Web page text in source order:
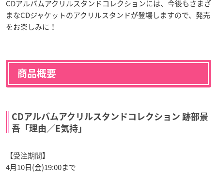
CDアルバムアクリルスタンドコレクションには、今後もさまざ
まなCDジャケットのアクリルスタンドが登場しますので、発売
をお楽しみに！
商品概要
CDアルバムアクリルスタンドコレクション 跡部景
吾「理由／E気持」
【受注期間】
4月10日(金)19:00まで